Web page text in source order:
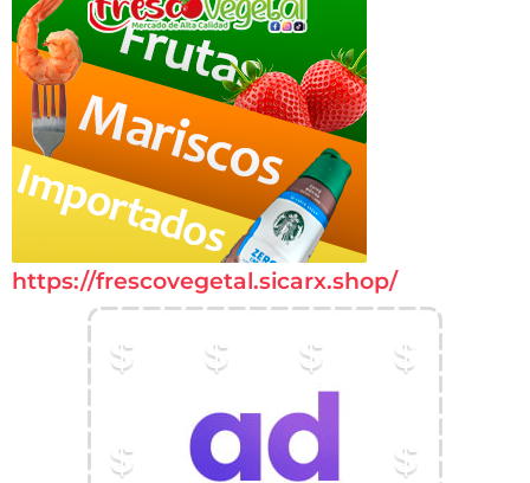
https://frescovegetal.sicarx.shop/